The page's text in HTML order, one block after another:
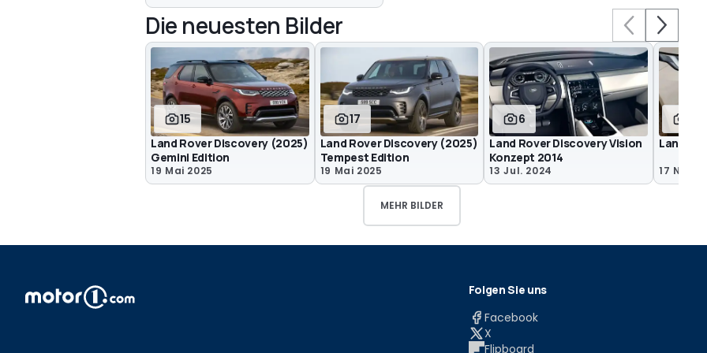
Die neuesten Bilder
15
Land Rover Discovery (2025)
Gemini Edition
19 Mai 2025
17
Land Rover Discovery (2025)
Tempest Edition
19 Mai 2025
6
Land Rover Discovery Vision
Konzept 2014
13 Jul. 2024
Land
17 Nov.
MEHR BILDER
Folgen Sie uns
Facebook
X
Flipboard